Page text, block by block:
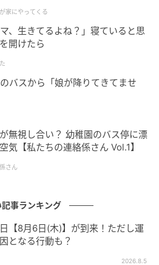
羊座さん
チャレンジャー」
家にやってくる
、生きてるよね？」寝ていると思
開けたら
バスから「娘が降りてきてませ
無視し合い？ 幼稚園のバス停に漂
気【私たちの連絡係さん Vol.1】
さん
記事ランキング
【8月6日(木)】が到来！ただし運
となる行動も？
2026.8.5